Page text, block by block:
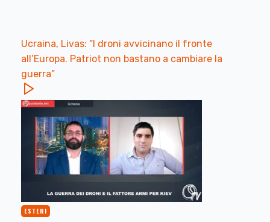
Ucraina, Livas: “I droni avvicinano il fronte
all’Europa. Patriot non bastano a cambiare la
guerra”
ESTERI